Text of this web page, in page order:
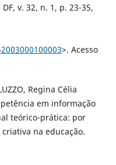
v. 32, n. 1, p. 23-35,
>. Acesso
Regina Célia
em informação
teórico-prática: por
na educação.